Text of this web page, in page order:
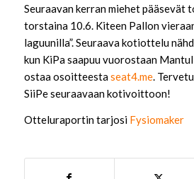
Seuraavan kerran miehet pääsevät
torstaina 10.6. Kiteen Pallon
laguunilla”. Seuraava kotiottelu
kun KiPa saapuu vuorostaan
ostaa osoitteestaseat4.me.
SiiPe seuraavaan kotivoittoon!
Otteluraportin tarjosi Fysiomaker